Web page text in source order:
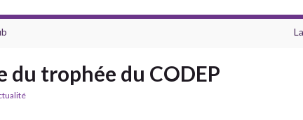
du trophée du CODEP